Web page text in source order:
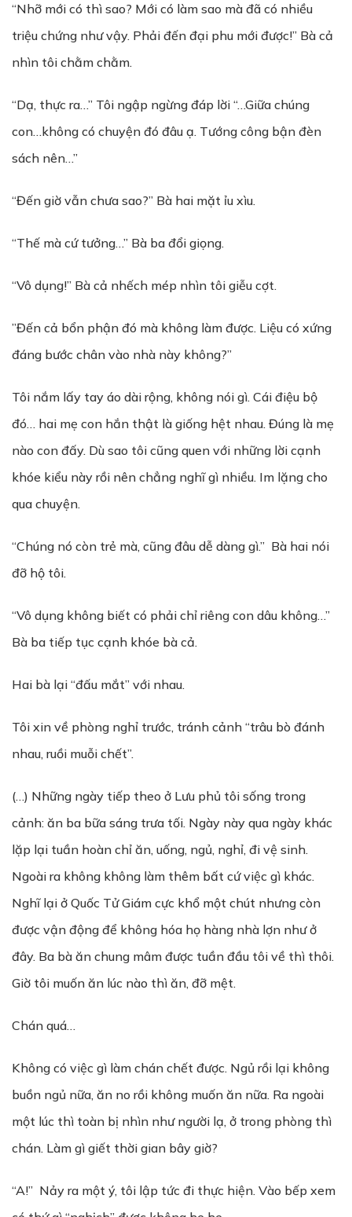
“Nhỡ mới có thì sao? Mới có làm sao mà đã có nhiều
triệu chứng như vậy. Phải đến đại phu mới được!” Bà cả
nhìn tôi chằm chằm.
“Dạ, thực ra…” Tôi ngập ngừng đáp lời “…Giữa chúng
con…không có chuyện đó đâu ạ. Tướng công bận đèn
sách nên…”
“Đến giờ vẫn chưa sao?” Bà hai mặt ỉu xìu.
“Thế mà cứ tưởng…” Bà ba đổi giọng.
“Vô dụng!” Bà cả nhếch mép nhìn tôi giễu cợt.
”Đến cả bổn phận đó mà không làm được. Liệu có xứng
đáng bước chân vào nhà này không?”
Tôi nắm lấy tay áo dài rộng, không nói gì. Cái điệu bộ
đó… hai mẹ con hắn thật là giống hệt nhau. Đúng là mẹ
nào con đấy. Dù sao tôi cũng quen với những lời cạnh
khóe kiểu này rồi nên chẳng nghĩ gì nhiều. Im lặng cho
qua chuyện.
“Chúng nó còn trẻ mà, cũng đâu dễ dàng gì.” Bà hai nói
đỡ hộ tôi.
“Vô dụng không biết có phải chỉ riêng con dâu không…”
Bà ba tiếp tục cạnh khóe bà cả.
Hai bà lại “đấu mắt” với nhau.
Tôi xin về phòng nghỉ trước, tránh cảnh “trâu bò đánh
nhau, ruồi muỗi chết”.
(…) Những ngày tiếp theo ở Lưu phủ tôi sống trong
cảnh: ăn ba bữa sáng trưa tối. Ngày này qua ngày khác
lặp lại tuần hoàn chỉ ăn, uống, ngủ, nghỉ, đi vệ sinh.
Ngoài ra không không làm thêm bất cứ việc gì khác.
Nghĩ lại ở Quốc Tử Giám cực khổ một chút nhưng còn
được vận động để không hóa họ hàng nhà lợn như ở
đây. Ba bà ăn chung mâm được tuần đầu tôi về thì thôi.
Giờ tôi muốn ăn lúc nào thì ăn, đỡ mệt.
Chán quá…
Không có việc gì làm chán chết được. Ngủ rồi lại không
buồn ngủ nữa, ăn no rồi không muốn ăn nữa. Ra ngoài
một lúc thì toàn bị nhìn như người lạ, ở trong phòng thì
chán. Làm gì giết thời gian bây giờ?
“A!” Nảy ra một ý, tôi lập tức đi thực hiện. Vào bếp xem